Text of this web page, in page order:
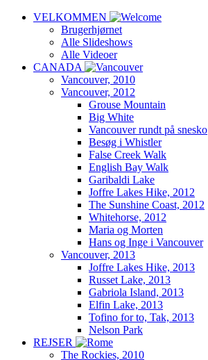
VELKOMMEN
Brugerhjørnet
Alle Slideshows
Alle Videoer
CANADA
Vancouver, 2010
Vancouver, 2012
Grouse Mountain
Big White
Vancouver rundt på snesko
Besøg i Whistler
False Creek Walk
English Bay Walk
Garibaldi Lake
Joffre Lakes Hike, 2012
The Sunshine Coast, 2012
Whitehorse, 2012
Maria og Morten
Hans og Inge i Vancouver
Vancouver, 2013
Joffre Lakes Hike, 2013
Russet Lake, 2013
Gabriola Island, 2013
Elfin Lake, 2013
Tofino for to, Tak, 2013
Nelson Park
REJSER
The Rockies, 2010